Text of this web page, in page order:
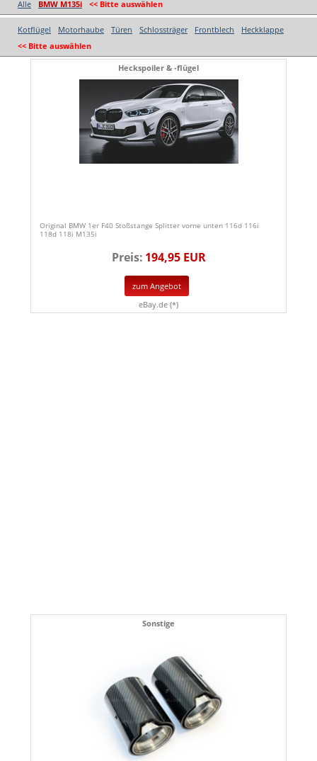
Alle BMW M135i << Bitte auswählen
Kotflügel Motorhaube Türen Schlossträger Frontblech
Heckklappe
<< Bitte auswählen
Heckspoiler & -flügel
Original BMW 1er F40 Stoßstange Splitter vorne unten 116d 116i
118d 118i M135i
Preis: 194,95 EUR
zum Angebot
eBay.de (*)
Sonstige